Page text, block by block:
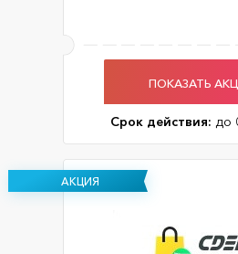
ПОКАЗАТЬ
Срок действия: до
АКЦИЯ